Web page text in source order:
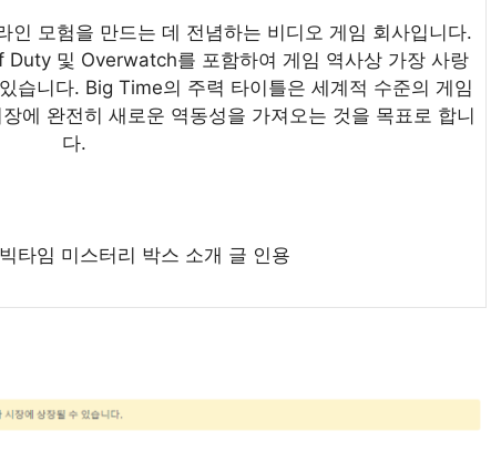
모험을 만드는 데 전념하는 비디오 게임 회사입니다.
및 Overwatch를 포함하여 게임 역사상 가장 사랑
습니다. Big Time의 주력 타이틀은 세계적 수준의 게임
에 완전히 새로운 역동성을 가져오는 것을 목표로 합니
다.
타임 미스터리 박스 소개 글 인용